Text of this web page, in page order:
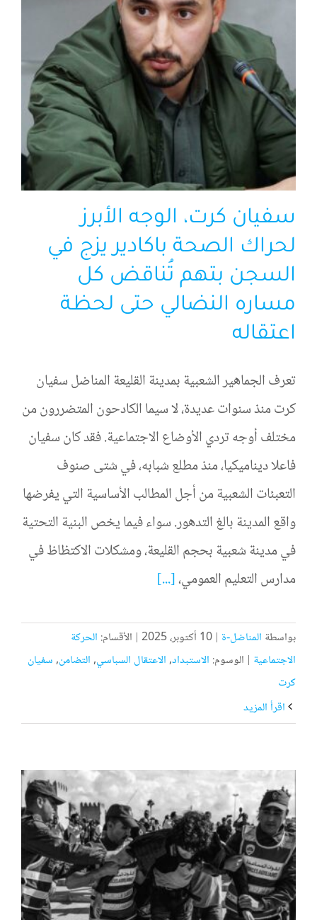
سفيان كرت، الوجه الأبرز
لحراك الصحة باكادير يزج في
السجن بتهم تُناقض كل
مساره النضالي حتى لحظة
اعتقاله
تعرف الجماهير الشعبية بمدينة القليعة المناضل سفيان
كرت منذ سنوات عديدة، لا سيما الكادحون المتضررون من
مختلف أوجه تردي الأوضاع الاجتماعية. فقد كان سفيان
فاعلا ديناميكيا، منذ مطلع شبابه، في شتى صنوف
التعبئات الشعبية من أجل المطالب الأساسية التي يفرضها
واقع المدينة بالغ التدهور. سواء فيما يخص البنية التحتية
في مدينة شعبية بحجم القليعة، ومشكلات الاكتظاظ في
مدارس التعليم العمومي،[...]
بواسطة المناضل-ة | 10 أكتوبر، 2025 | الأقسام: الحركة
الاجتماعية | الوسوم: الاستبداد,الاعتقال السباسي,التضامن,سفيان
كرت